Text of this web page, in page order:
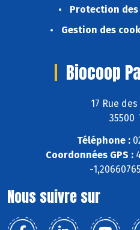
Protection des
Gestion des
Biocoop
17 Rue
35500
Téléphone :
Coordonnées GPS :
-
Nous suivre sur